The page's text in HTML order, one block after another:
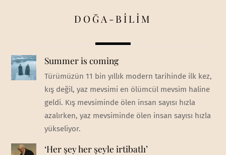
DOĞA-BİLİM
Summer is coming
Türümüzün 11 bin yıllık modern tarihinde ilk kez,
kış değil, yaz mevsimi en ölümcül mevsim haline
geldi. Kış mevsiminde ölen insan sayısı hızla
azalırken, yaz mevsiminde ölen insan sayısı hızla
yükseliyor.
‘Her şey her şeyle irtibatlı’